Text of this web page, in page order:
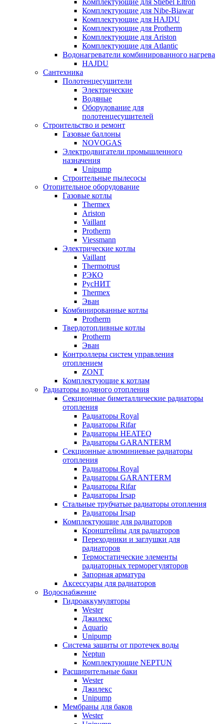
Комплектующие для Stiebel Eltron
Комплектующие для Nibe-Biawar
Комплектующие для HAJDU
Комплектующие для Protherm
Комплектующие для Ariston
Комплектующие для Atlantic
Водонагреватели комбинированного нагрева
HAJDU
Сантехника
Полотенцесушители
Электрические
Водяные
Оборудование для
полотенцесушителей
Строительство и ремонт
Газовые баллоны
NOVOGAS
Электродвигатели промышленного
назначения
Unipump
Строительные пылесосы
Отопительное оборудование
Газовые котлы
Thermex
Ariston
Vaillant
Protherm
Viessmann
Электрические котлы
Vaillant
Thermotrust
РЭКО
РусНИТ
Thermex
Эван
Комбинированные котлы
Protherm
Твердотопливные котлы
Protherm
Эван
Контроллеры систем управления
отоплением
ZONT
Комплектующие к котлам
Радиаторы водяного отопления
Секционные биметаллические радиаторы
отопления
Радиаторы Royal
Радиаторы Rifar
Радиаторы HEATEQ
Радиаторы GARANTERM
Секционные алюминиевые радиаторы
отопления
Радиаторы Royal
Радиаторы GARANTERM
Радиаторы Rifar
Радиаторы Irsap
Стальные трубчатые радиаторы отопления
Радиаторы Irsap
Комплектующие для радиаторов
Кронштейны для радиаторов
Переходники и заглушки для
радиаторов
Термостатические элементы
радиаторных терморегуляторов
Запорная арматура
Аксессуары для радиаторов
Водоснабжение
Гидроаккумуляторы
Wester
Джилекс
Aquario
Unipump
Система защиты от протечек воды
Neptun
Комплектующие NEPTUN
Расширительные баки
Wester
Джилекс
Unipump
Мембраны для баков
Wester